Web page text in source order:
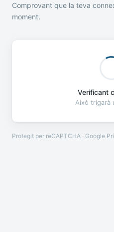
Comprovant que la teva
moment.
Verificant
Això trigarà
Protegit per reCAPTCHA · Google